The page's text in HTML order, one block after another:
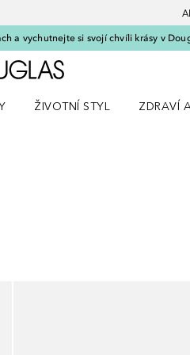
a vychutnejte si svojí chvíli krásy v
Domů
ŽIVOTNÍ STYL
ZDRAVÍ